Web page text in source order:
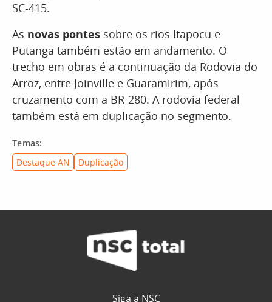
SC-415.
As novas pontes sobre os rios Itapocu e
Putanga também estão em andamento. O
trecho em obras é a continuação da Rodovia do
Arroz, entre Joinville e Guaramirim, após
cruzamento com a BR-280. A rodovia federal
também está em duplicação no segmento.
Temas:
Destaque AN
Duplicação
Siga a NSC